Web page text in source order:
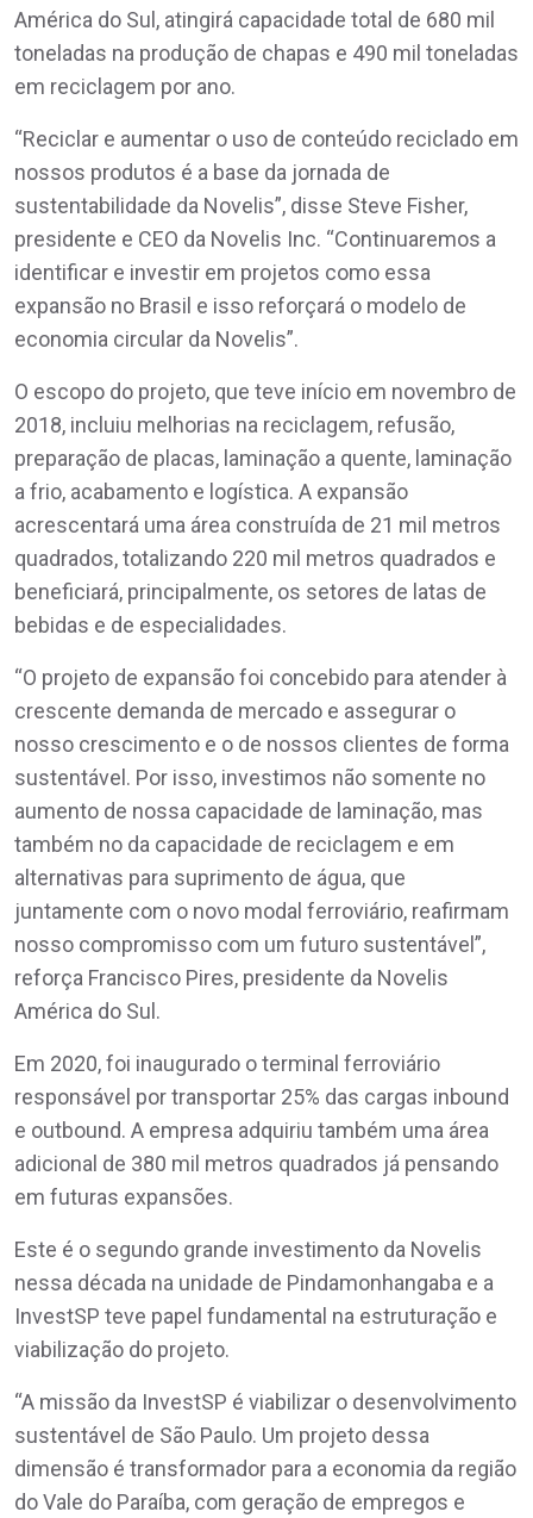
América do Sul, atingirá capacidade total de 680 mil
toneladas na produção de chapas e 490 mil toneladas
em reciclagem por ano.
“Reciclar e aumentar o uso de conteúdo reciclado em
nossos produtos é a base da jornada de
sustentabilidade da Novelis”, disse Steve Fisher,
presidente e CEO da Novelis Inc. “Continuaremos a
identificar e investir em projetos como essa
expansão no Brasil e isso reforçará o modelo de
economia circular da Novelis”.
O escopo do projeto, que teve início em novembro de
2018, incluiu melhorias na reciclagem, refusão,
preparação de placas, laminação a quente, laminação
a frio, acabamento e logística. A expansão
acrescentará uma área construída de 21 mil metros
quadrados, totalizando 220 mil metros quadrados e
beneficiará, principalmente, os setores de latas de
bebidas e de especialidades.
“O projeto de expansão foi concebido para atender à
crescente demanda de mercado e assegurar o
nosso crescimento e o de nossos clientes de forma
sustentável. Por isso, investimos não somente no
aumento de nossa capacidade de laminação, mas
também no da capacidade de reciclagem e em
alternativas para suprimento de água, que
juntamente com o novo modal ferroviário, reafirmam
nosso compromisso com um futuro sustentável”,
reforça Francisco Pires, presidente da Novelis
América do Sul.
Em 2020, foi inaugurado o terminal ferroviário
responsável por transportar 25% das cargas inbound
e outbound. A empresa adquiriu também uma área
adicional de 380 mil metros quadrados já pensando
em futuras expansões.
Este é o segundo grande investimento da Novelis
nessa década na unidade de Pindamonhangaba e a
InvestSP teve papel fundamental na estruturação e
viabilização do projeto.
“A missão da InvestSP é viabilizar o desenvolvimento
sustentável de São Paulo. Um projeto dessa
dimensão é transformador para a economia da região
do Vale do Paraíba, com geração de empregos e